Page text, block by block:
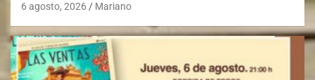
6 agosto, 2026 Mariano